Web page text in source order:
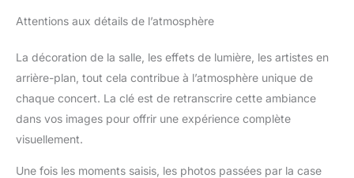
Attentions aux détails de l’atmosphère
La décoration de la salle, les effets de lumière, les artistes en
arrière-plan, tout cela contribue à l’atmosphère unique de
chaque concert. La clé est de retranscrire cette ambiance
dans vos images pour offrir une expérience complète
visuellement.
Une fois les moments saisis, les photos passées par la case